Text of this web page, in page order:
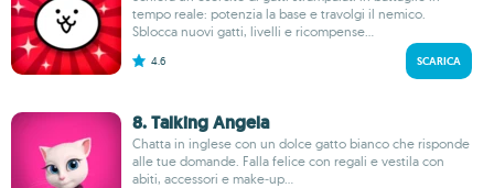
tempo reale: potenzia la base e travolgi il nemico.
Sblocca nuovi gatti, livelli e ricompense...
4.6 SCARICA
8. Talking Angela
Chatta in inglese con un dolce gatto bianco che risponde
alle tue domande. Falla felice con regali e vestila con
abiti, accessori e make‑up...